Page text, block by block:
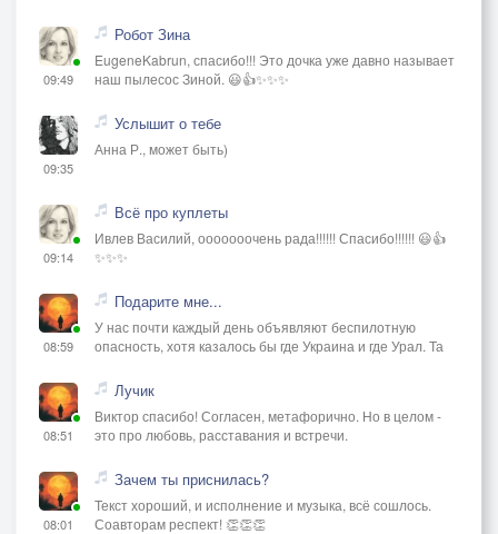
09:49
Робот Зина
EugeneKabrun, спасибо!!! Это дочка уже давно называет
наш пылесос Зиной. 😃👍✨✨✨
09:35
Услышит о тебе
Анна Р., может быть)
09:14
Всё про куплеты
Ивлев Василий, ооооооочень рада!!!!!! Спасибо!!!!!! 😃👍
✨✨✨
08:59
Подарите мне...
У нас почти каждый день объявляют беспилотную
опасность, хотя казалось бы где Украина и где Урал. Та
08:51
Лучик
Виктор спасибо! Согласен, метафорично. Но в целом -
это про любовь, расставания и встречи.
08:01
Зачем ты приснилась?
Текст хороший, и исполнение и музыка, всё сошлось.
Соавторам респект! 👏👏👏